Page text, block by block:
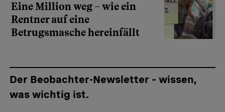
Eine Million weg – wie ein
Rentner auf eine
Betrugsmasche hereinfällt
Der Beobachter-Newsletter – wissen,
was wichtig ist.